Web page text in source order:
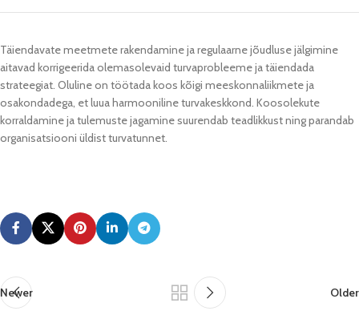
Täiendavate meetmete rakendamine ja regulaarne jõudluse jälgimine
aitavad korrigeerida olemasolevaid turvaprobleeme ja täiendada
strateegiat. Oluline on töötada koos kõigi meeskonnaliikmete ja
osakondadega, et luua harmooniline turvakeskkond. Koosolekute
korraldamine ja tulemuste jagamine suurendab teadlikkust ning parandab
organisatsiooni üldist turvatunnet.
Newer Older